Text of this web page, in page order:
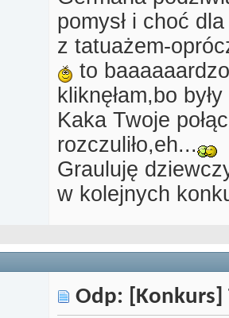
pomysł i choć
z tatuażem-
to
kliknęłam,bo
Kaka Twoje
rozczuliło,eh...
Grauluję
w kolejnych
Odp: [Konkurs]